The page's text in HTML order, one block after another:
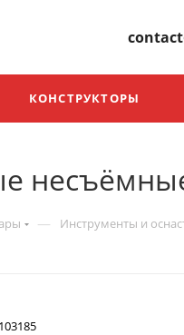
КОНСТРУКТОРЫ
— Инструменты и